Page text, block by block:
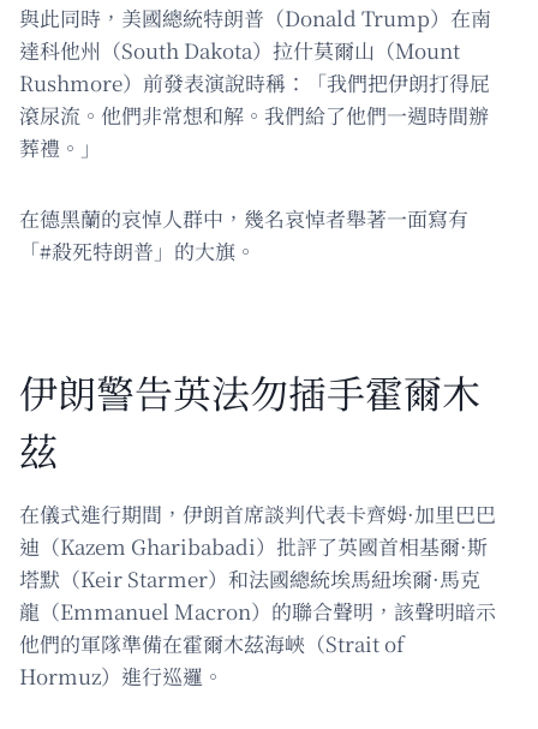
與此同時，美國總統特朗普（Donald Trump）在南
達科他州（South Dakota）拉什莫爾山（Mount
Rushmore）前發表演說時稱：「我們把伊朗打得屁
滾尿流。他們非常想和解。我們給了他們一週時間辦
葬禮。」
在德黑蘭的哀悼人群中，幾名哀悼者舉著一面寫有
「#殺死特朗普」的大旗。
伊朗警告英法勿插手霍爾木
茲
在儀式進行期間，伊朗首席談判代表卡齊姆·加里巴巴
迪（Kazem Gharibabadi）批評了英國首相基爾·斯
塔默（Keir Starmer）和法國總統埃馬紐埃爾·馬克
龍（Emmanuel Macron）的聯合聲明，該聲明暗示
他們的軍隊準備在霍爾木茲海峽（Strait of
Hormuz）進行巡邏。